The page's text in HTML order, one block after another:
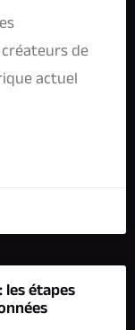
de
actuel
étapes